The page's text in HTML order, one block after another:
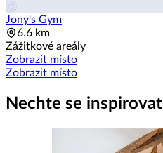
Jony's Gym
6.6 km
Zážitkové areály
Zobrazit místo
Zobrazit místo
Nechte se inspirovat